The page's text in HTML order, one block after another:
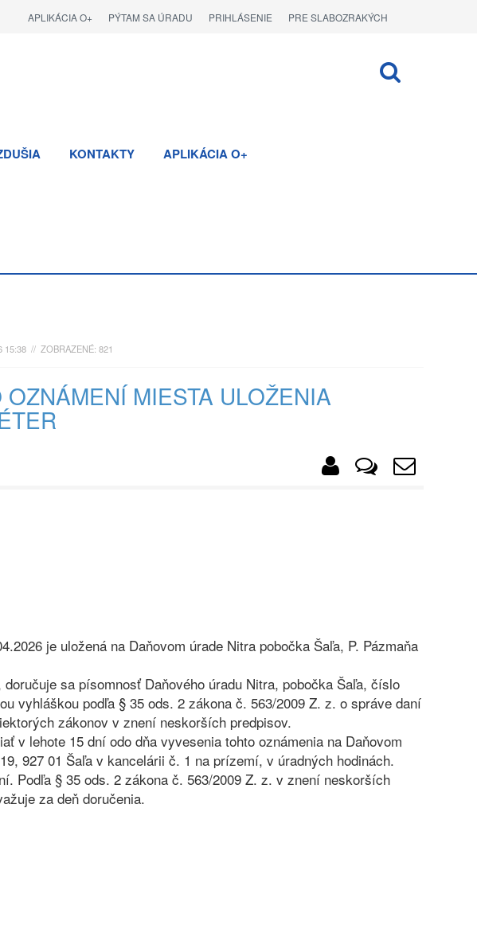
PRE SLABOZRAKÝCH
PRIHLÁSENIE
PÝTAM SA ÚRADU
APLIKÁCIA O+
KONTAKTY APLIKÁCIA O+
15:38 // ZOBRAZENÉ: 821
MIESTA ULOŽENIA
je uložená na Daňovom úrade Nitra pobočka Šaľa, P. Pázmaňa
sa písomnosť Daňového úradu Nitra, pobočka Šaľa, číslo
vyhláškou podľa § 35 ods. 2 zákona č. 563/2009 Z. z. o správe daní
zákonov v znení neskorších predpisov.
v lehote 15 dní odo dňa vyvesenia tohto oznámenia na Daňovom
927 01 Šaľa v kancelárii č. 1 na prízemí, v úradných hodinách.
Podľa § 35 ods. 2 zákona č. 563/2009 Z. z. v znení neskorších
za deň doručenia.